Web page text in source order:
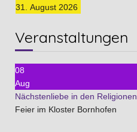
31. August 2026
Veranstaltungen
08
Aug
Nächstenliebe in den Religionen
Feier im Kloster Bornhofen